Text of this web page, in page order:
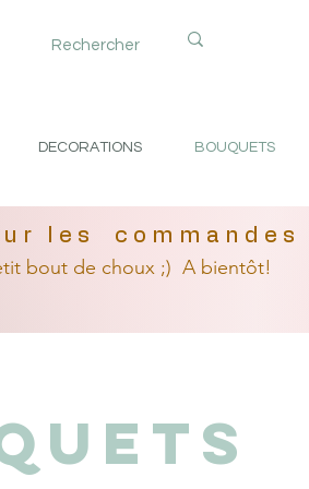
DECORATIONS BOUQUETS
les commandes
bout de choux ;) A bientôt!